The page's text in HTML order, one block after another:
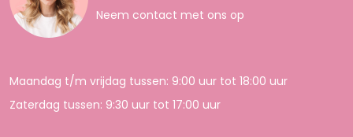
Neem contact met ons op
Maandag t/m vrijdag tussen: 9:00 uur tot 18:00 uur
Zaterdag tussen: 9:30 uur tot 17:00 uur